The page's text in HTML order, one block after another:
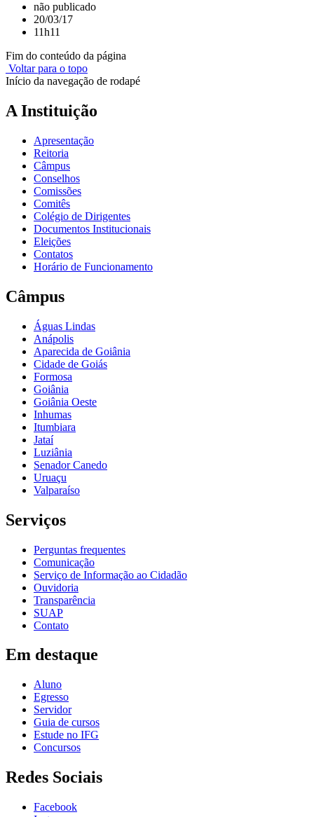
não publicado
20/03/17
11h11
Fim do conteúdo da página
Voltar para o topo
Início da navegação de rodapé
A Instituição
Apresentação
Reitoria
Câmpus
Conselhos
Comissões
Comitês
Colégio de Dirigentes
Documentos Institucionais
Eleições
Contatos
Horário de Funcionamento
Câmpus
Águas Lindas
Anápolis
Aparecida de Goiânia
Cidade de Goiás
Formosa
Goiânia
Goiânia Oeste
Inhumas
Itumbiara
Jataí
Luziânia
Senador Canedo
Uruaçu
Valparaíso
Serviços
Perguntas frequentes
Comunicação
Serviço de Informação ao Cidadão
Ouvidoria
Transparência
SUAP
Contato
Em destaque
Aluno
Egresso
Servidor
Guia de cursos
Estude no IFG
Concursos
Redes Sociais
Facebook